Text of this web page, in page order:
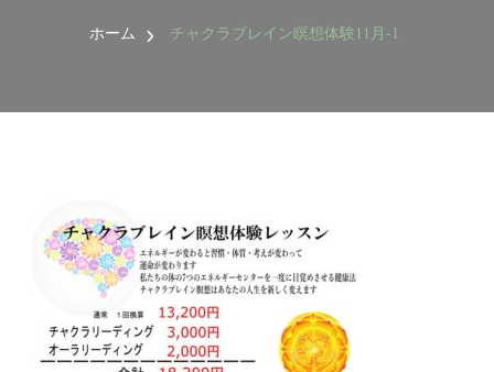
作
ホーム チャクラブレイン瞑想体験11月-1